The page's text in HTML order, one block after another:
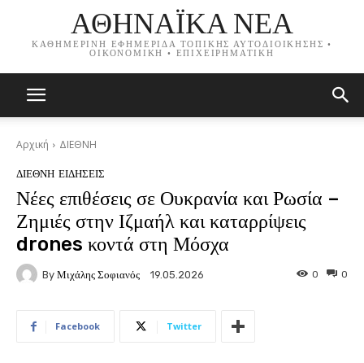
ΑΘΗΝΑΪΚΑ ΝΕΑ
ΚΑΘΗΜΕΡΙΝΗ ΕΦΗΜΕΡΙΔΑ ΤΟΠΙΚΗΣ ΑΥΤΟΔΙΟΙΚΗΣΗΣ •
ΟΙΚΟΝΟΜΙΚΗ • ΕΠΙΧΕΙΡΗΜΑΤΙΚΗ
Αρχική ΔΙΕΘΝΗ
ΔΙΕΘΝΗ ΕΙΔΗΣΕΙΣ
Νέες επιθέσεις σε Ουκρανία και Ρωσία –
Ζημιές στην Ιζμαήλ και καταρρίψεις
drones κοντά στη Μόσχα
By Μιχάλης Σοφιανός 19.05.2026 0
0
Facebook Twitter